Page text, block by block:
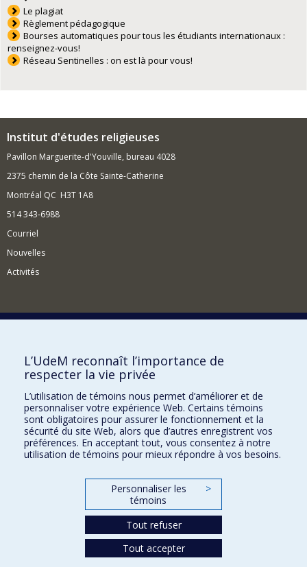
Le plagiat
Règlement pédagogique
Bourses automatiques pour tous les étudiants internationaux :
renseignez-vous!
Réseau Sentinelles : on est là pour vous!
Institut d'études religieuses
Pavillon Marguerite-d'Youville, bureau 4028
2375 chemin de la Côte Sainte-Catherine
Montréal QC H3T 1A8
514 343-6988
Courriel
Nouvelles
Activités
Comment soutenir l'Institut?
BESOIN D'AIDE?
Plan du site
Signaler une erreur
Accessibilité
FACULTÉ DES ARTS ET DES SCIENCES
Nos départements et écoles
L’UdeM reconnaît l’importance de
respecter la vie privée
L’utilisation de témoins nous permet d’améliorer et de
personnaliser votre expérience Web. Certains témoins
sont obligatoires pour assurer le fonctionnement et la
sécurité du site Web, alors que d’autres enregistrent vos
préférences. En acceptant tout, vous consentez à notre
utilisation de témoins pour mieux répondre à vos besoins.
Personnaliser les
témoins
>
Tout refuser
Tout accepter